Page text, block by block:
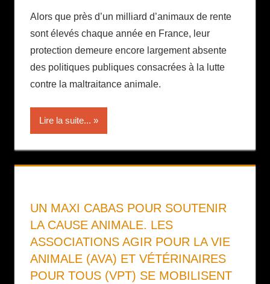
Alors que près d’un milliard d’animaux de rente
sont élevés chaque année en France, leur
protection demeure encore largement absente
des politiques publiques consacrées à la lutte
contre la maltraitance animale.
Lire la suite...
UN MAXI CABAS POUR SOUTENIR
LA CAUSE ANIMALE. LES
ASSOCIATIONS AGIR POUR LA VIE
ANIMALE (AVA) ET VÉTÉRINAIRES
POUR TOUS (VPT) SE MOBILISENT